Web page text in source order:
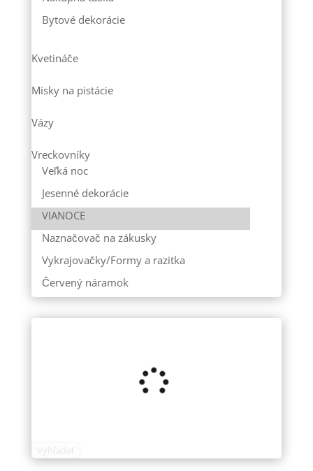
Bytové dekorácie
Kvetináče
Misky na pistácie
Vázy
Vreckovníky
Veľká noc
Jesenné dekorácie
VIANOCE
Naznačovač na zákusky
Vykrajovačky/Formy a razitka
Červený náramok